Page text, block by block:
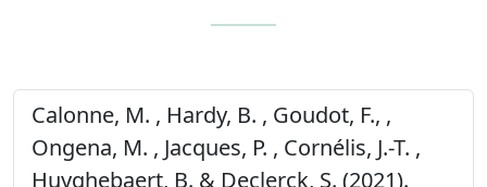
Calonne, M. , Hardy, B. , Goudot, F., ,
Ongena, M. , Jacques, P. , Cornélis, J.-T. ,
Huyghebaert, B. & Declerck, S. (2021).